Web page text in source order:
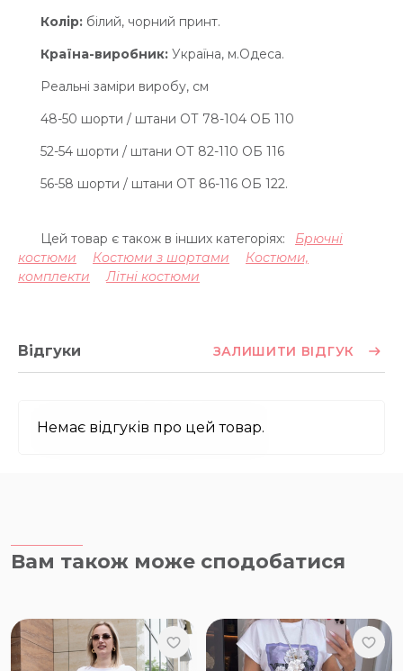
Колір: білий, чорний принт.
Країна-виробник: Україна, м.Одеса.
Реальні заміри виробу, см
48-50 шорти / штани ОТ 78-104 ОБ 110
52-54 шорти / штани ОТ 82-110 ОБ 116
56-58 шорти / штани ОТ 86-116 ОБ 122.
Цей товар є також в інших категоріях:
Брючні
костюми
Костюми з шортами
Костюми,
комплекти
Літні костюми
Відгуки ЗАЛИШИТИ ВІДГУК
Немає відгуків про цей товар.
Вам також може сподобатися